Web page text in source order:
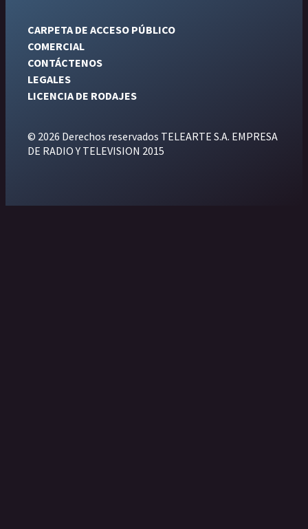
CARPETA DE ACCESO PÚBLICO
COMERCIAL
CONTÁCTENOS
LEGALES
LICENCIA DE RODAJES
© 2026 Derechos reservados TELEARTE S.A. EMPRESA
DE RADIO Y TELEVISION 2015